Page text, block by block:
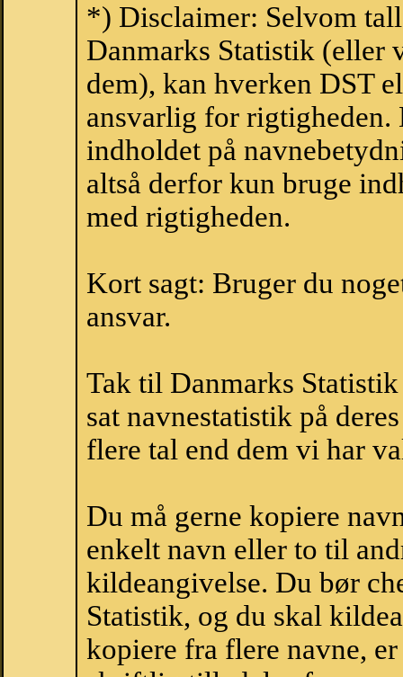
*) Disclaimer: Selvom
Danmarks Statistik (eller
dem), kan hverken DST
ansvarlig for
indholdet på
altså derfor kun bruge
med rigtigheden.
Kort sagt: Bruger du
ansvar.
Tak til Danmarks
sat navnestatistik på
flere tal end dem vi har
Du må gerne kopiere
enkelt navn eller to til
kildeangivelse. Du bør
Statistik, og du skal
kopiere fra flere navne,